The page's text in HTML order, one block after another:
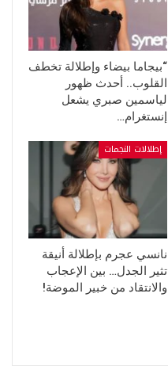
“بيجاما بيضاء وإطلالة تخطف
القلوب.. أحدث ظهور
لياسمين صبري يشعل
إنستغرام…
إطلالات النجمات
نانسي عجرم بإطلالة أنيقة
تثير الجدل… بين الإعجاب
والانتقاد من خبير الموضة!